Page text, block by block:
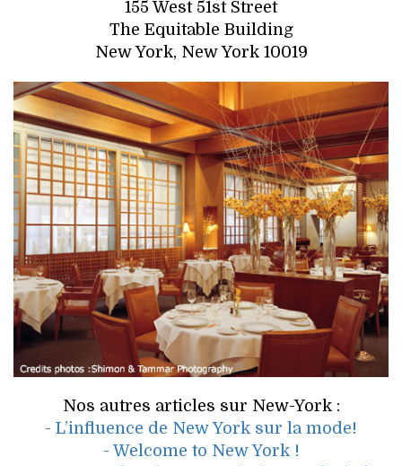
155 West 51st Street
The Equitable Building
New York, New York 10019
Nos autres articles sur New-York :
- L’influence de New York sur la mode!
- Welcome to New York !